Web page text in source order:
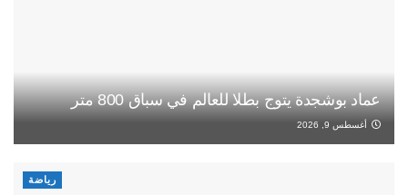
عماد بوشجدة يتوج بطلا للعالم في سباق 800 متر
أغسطس 9, 2026
رياضة